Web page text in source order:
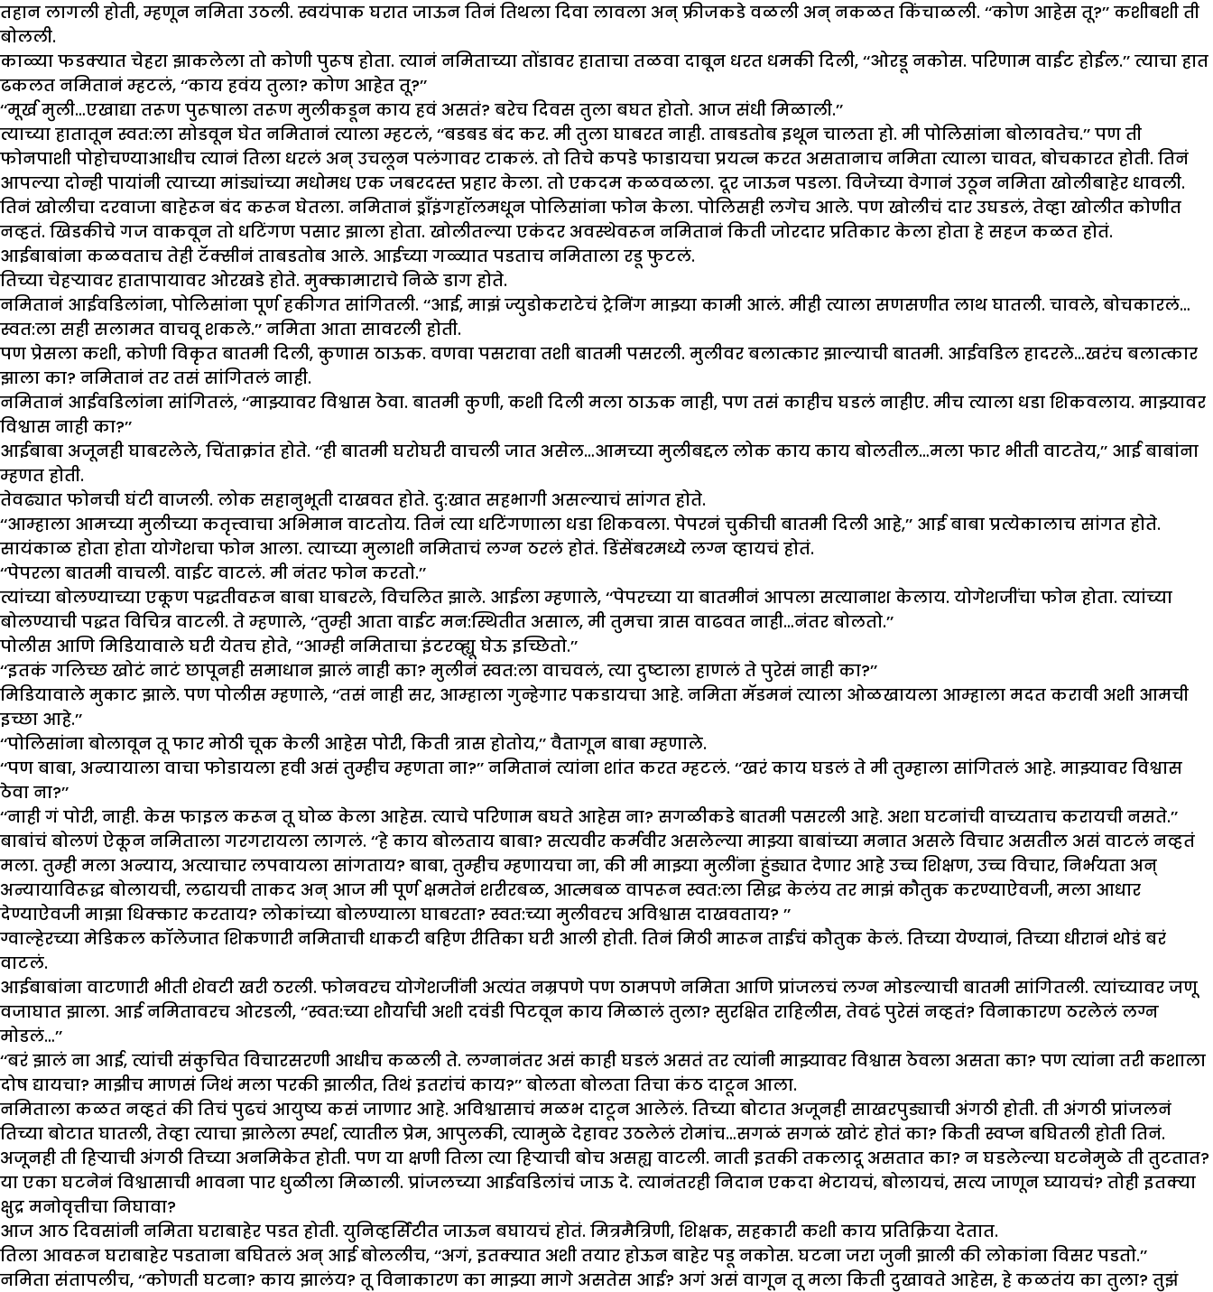
तहान लागली होती, म्हणून नमिता उठली. स्वयंपाक घरात जाऊन तिनं तिथला दिवा लावला अन् फ्रीजकडे वळली अन् नकळत किंचाळली. ‘‘कोण आहेस तू?’’ कशीबशी ती
बोलली.
काळ्या फडक्यात चेहरा झाकलेला तो कोणी पुरूष होता. त्यानं नमिताच्या तोंडावर हाताचा तळवा दाबून धरत धमकी दिली, ‘‘ओरडू नकोस. परिणाम वाईट होईल.’’ त्याचा हात
ढकलत नमितानं म्हटलं, ‘‘काय हवंय तुला? कोण आहेत तू?’’
‘‘मूर्ख मुली…एखाद्या तरूण पुरूषाला तरूण मुलीकडून काय हवं असतं? बरेच दिवस तुला बघत होतो. आज संधी मिळाली.’’
त्याच्या हातातून स्वत:ला सोडवून घेत नमितानं त्याला म्हटलं, ‘‘बडबड बंद कर. मी तुला घाबरत नाही. ताबडतोब इथून चालता हो. मी पोलिसांना बोलावतेच.’’ पण ती
फोनपाशी पोहोचण्याआधीच त्यानं तिला धरलं अन् उचलून पलंगावर टाकलं. तो तिचे कपडे फाडायचा प्रयत्न करत असतानाच नमिता त्याला चावत, बोचकारत होती. तिनं
आपल्या दोन्ही पायांनी त्याच्या मांड्यांच्या मधोमध एक जबरदस्त प्रहार केला. तो एकदम कळवळला. दूर जाऊन पडला. विजेच्या वेगानं उठून नमिता खोलीबाहेर धावली.
तिनं खोलीचा दरवाजा बाहेरून बंद करून घेतला. नमितानं ड्राँइंगहॉलमधून पोलिसांना फोन केला. पोलिसही लगेच आले. पण खोलीचं दार उघडलं, तेव्हा खोलीत कोणीत
नव्हतं. खिडकीचे गज वाकवून तो धटिंगण पसार झाला होता. खोलीतल्या एकंदर अवस्थेवरून नमितानं किती जोरदार प्रतिकार केला होता हे सहज कळत होतं.
आईबाबांना कळवताच तेही टॅक्सीनं ताबडतोब आले. आईच्या गळ्यात पडताच नमिताला रडू फुटलं.
तिच्या चेहऱ्यावर हातापायावर ओरखडे होते. मुक्कामाराचे निळे डाग होते.
नमितानं आईवडिलांना, पोलिसांना पूर्ण हकीगत सांगितली. ‘‘आई, माझं ज्युडोकराटेचं ट्रेनिंग माझ्या कामी आलं. मीही त्याला सणसणीत लाथ घातली. चावले, बोचकारलं…
स्वत:ला सही सलामत वाचवू शकले.’’ नमिता आता सावरली होती.
पण प्रेसला कशी, कोणी विकृत बातमी दिली, कुणास ठाऊक. वणवा पसरावा तशी बातमी पसरली. मुलीवर बलात्कार झाल्याची बातमी. आईवडिल हादरले…खरंच बलात्कार
झाला का? नमितानं तर तसं सांगितलं नाही.
नमितानं आईवडिलांना सांगितलं, ‘‘माझ्यावर विश्वास ठेवा. बातमी कुणी, कशी दिली मला ठाऊक नाही, पण तसं काहीच घडलं नाहीए. मीच त्याला धडा शिकवलाय. माझ्यावर
विश्वास नाही का?’’
आईबाबा अजूनही घाबरलेले, चिंताक्रांत होते. ‘‘ही बातमी घरोघरी वाचली जात असेल…आमच्या मुलीबद्दल लोक काय काय बोलतील…मला फार भीती वाटतेय,’’ आई बाबांना
म्हणत होती.
तेवढ्यात फोनची घंटी वाजली. लोक सहानुभूती दाखवत होते. दु:खात सहभागी असल्याचं सांगत होते.
‘‘आम्हाला आमच्या मुलीच्या कतृत्त्वाचा अभिमान वाटतोय. तिनं त्या धटिंगणाला धडा शिकवला. पेपरनं चुकीची बातमी दिली आहे,’’ आई बाबा प्रत्येकालाच सांगत होते.
सायंकाळ होता होता योगेशचा फोन आला. त्याच्या मुलाशी नमिताचं लग्न ठरलं होतं. डिंसेंबरमध्ये लग्न व्हायचं होतं.
‘‘पेपरला बातमी वाचली. वाईट वाटलं. मी नंतर फोन करतो.’’
त्यांच्या बोलण्याच्या एकूण पद्धतीवरून बाबा घाबरले, विचलित झाले. आईला म्हणाले, ‘‘पेपरच्या या बातमीनं आपला सत्यानाश केलाय. योगेशजींचा फोन होता. त्यांच्या
बोलण्याची पद्धत विचित्र वाटली. ते म्हणाले, ‘‘तुम्ही आता वाईट मन:स्थितीत असाल, मी तुमचा त्रास वाढवत नाही…नंतर बोलतो.’’
पोलीस आणि मिडियावाले घरी येतच होते, ‘‘आम्ही नमिताचा इंटरव्ह्यू घेऊ इच्छितो.’’
‘‘इतकं गलिच्छ खोटं नाटं छापूनही समाधान झालं नाही का? मुलीनं स्वत:ला वाचवलं, त्या दुष्टाला हाणलं ते पुरेसं नाही का?’’
मिडियावाले मुकाट झाले. पण पोलीस म्हणाले, ‘‘तसं नाही सर, आम्हाला गुन्हेगार पकडायचा आहे. नमिता मॅडमनं त्याला ओळखायला आम्हाला मदत करावी अशी आमची
इच्छा आहे.’’
‘‘पोलिसांना बोलावून तू फार मोठी चूक केली आहेस पोरी, किती त्रास होतोय,’’ वैतागून बाबा म्हणाले.
‘‘पण बाबा, अन्यायाला वाचा फोडायला हवी असं तुम्हीच म्हणता ना?’’ नमितानं त्यांना शांत करत म्हटलं. ‘‘खरं काय घडलं ते मी तुम्हाला सांगितलं आहे. माझ्यावर विश्वास
ठेवा ना?’’
‘‘नाही गं पोरी, नाही. केस फाइल करून तू घोळ केला आहेस. त्याचे परिणाम बघते आहेस ना? सगळीकडे बातमी पसरली आहे. अशा घटनांची वाच्यताच करायची नसते.’’
बाबांचं बोलणं ऐकून नमिताला गरगरायला लागलं. ‘‘हे काय बोलताय बाबा? सत्यवीर कर्मवीर असलेल्या माझ्या बाबांच्या मनात असले विचार असतील असं वाटलं नव्हतं
मला. तुम्ही मला अन्याय, अत्याचार लपवायला सांगताय? बाबा, तुम्हीच म्हणायचा ना, की मी माझ्या मुलींना हुंड्यात देणार आहे उच्च शिक्षण, उच्च विचार, निर्भयता अन्
अन्यायाविरूद्ध बोलायची, लढायची ताकद अन् आज मी पूर्ण क्षमतेनं शरीरबळ, आत्मबळ वापरून स्वत:ला सिद्ध केलंय तर माझं कौतुक करण्याऐवजी, मला आधार
देण्याऐवजी माझा धिक्कार करताय? लोकांच्या बोलण्याला घाबरता? स्वत:च्या मुलीवरच अविश्वास दाखवताय? ’’
ग्वाल्हेरच्या मेडिकल कॉलेजात शिकणारी नमिताची धाकटी बहिण रीतिका घरी आली होती. तिनं मिठी मारून ताईचं कौतुक केलं. तिच्या येण्यानं, तिच्या धीरानं थोडं बरं
वाटलं.
आईबाबांना वाटणारी भीती शेवटी खरी ठरली. फोनवरच योगेशजींनी अत्यंत नम्रपणे पण ठामपणे नमिता आणि प्रांजलचं लग्न मोडल्याची बातमी सांगितली. त्यांच्यावर जणू
वजाघात झाला. आई नमितावरच ओरडली, ‘‘स्वत:च्या शौर्याची अशी दवंडी पिटवून काय मिळालं तुला? सुरक्षित राहिलीस, तेवढं पुरेसं नव्हतं? विनाकारण ठरलेलं लग्न
मोडलं…’’
‘‘बरं झालं ना आई, त्यांची संकुचित विचारसरणी आधीच कळली ते. लग्नानंतर असं काही घडलं असतं तर त्यांनी माझ्यावर विश्वास ठेवला असता का? पण त्यांना तरी कशाला
दोष द्यायचा? माझीच माणसं जिथं मला परकी झालीत, तिथं इतरांचं काय?’’ बोलता बोलता तिचा कंठ दाटून आला.
नमिताला कळत नव्हतं की तिचं पुढचं आयुष्य कसं जाणार आहे. अविश्वासाचं मळभ दाटून आलेलं. तिच्या बोटात अजूनही साखरपुड्याची अंगठी होती. ती अंगठी प्रांजलनं
तिच्या बोटात घातली, तेव्हा त्याचा झालेला स्पर्श, त्यातील प्रेम, आपुलकी, त्यामुळे देहावर उठलेलं रोमांच…सगळं सगळं खोटं होतं का? किती स्वप्न बघितली होती तिनं.
अजूनही ती हिऱ्याची अंगठी तिच्या अनमिकेत होती. पण या क्षणी तिला त्या हिऱ्याची बोच असह्य वाटली. नाती इतकी तकलादू असतात का? न घडलेल्या घटनेमुळे ती तुटतात?
या एका घटनेनं विश्वासाची भावना पार धुळीला मिळाली. प्रांजलच्या आईवडिलांचं जाऊ दे. त्यानंतरही निदान एकदा भेटायचं, बोलायचं, सत्य जाणून घ्यायचं? तोही इतक्या
क्षुद्र मनोवृत्तीचा निघावा?
आज आठ दिवसांनी नमिता घराबाहेर पडत होती. युनिव्हर्सिटीत जाऊन बघायचं होतं. मित्रमैत्रिणी, शिक्षक, सहकारी कशी काय प्रतिक्रिया देतात.
तिला आवरून घराबाहेर पडताना बघितलं अन् आई बोललीच, ‘‘अगं, इतक्यात अशी तयार होऊन बाहेर पडू नकोस. घटना जरा जुनी झाली की लोकांना विसर पडतो.’’
नमिता संतापलीच, ‘‘कोणती घटना? काय झालंय? तू विनाकारण का माझ्या मागे असतेस आई? अगं असं वागून तू मला किती दुखावते आहेस, हे कळतंय का तुला? तुझं